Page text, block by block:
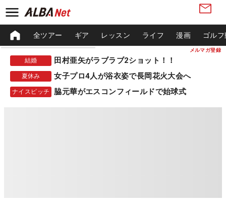
メルマガ登録
全ツアー ギア レッスン ライフ 漫画 ゴル
結婚 田村亜矢がラブラブ2ショット！！
夏休み 女子プロ4人が浴衣姿で長岡花火大会へ
ナイスピッチ 脇元華がエスコンフィールドで始球式